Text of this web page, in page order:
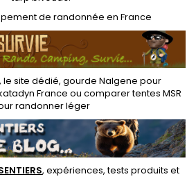
de randonnée en France
le site dédié, gourde Nalgene pour
France ou comparer tentes MSR
randonner léger
, expériences, tests produits et